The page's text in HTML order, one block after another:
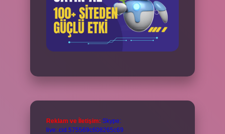
Reklam ve İletişim: Skype:
live:.cid.575569c608265c69